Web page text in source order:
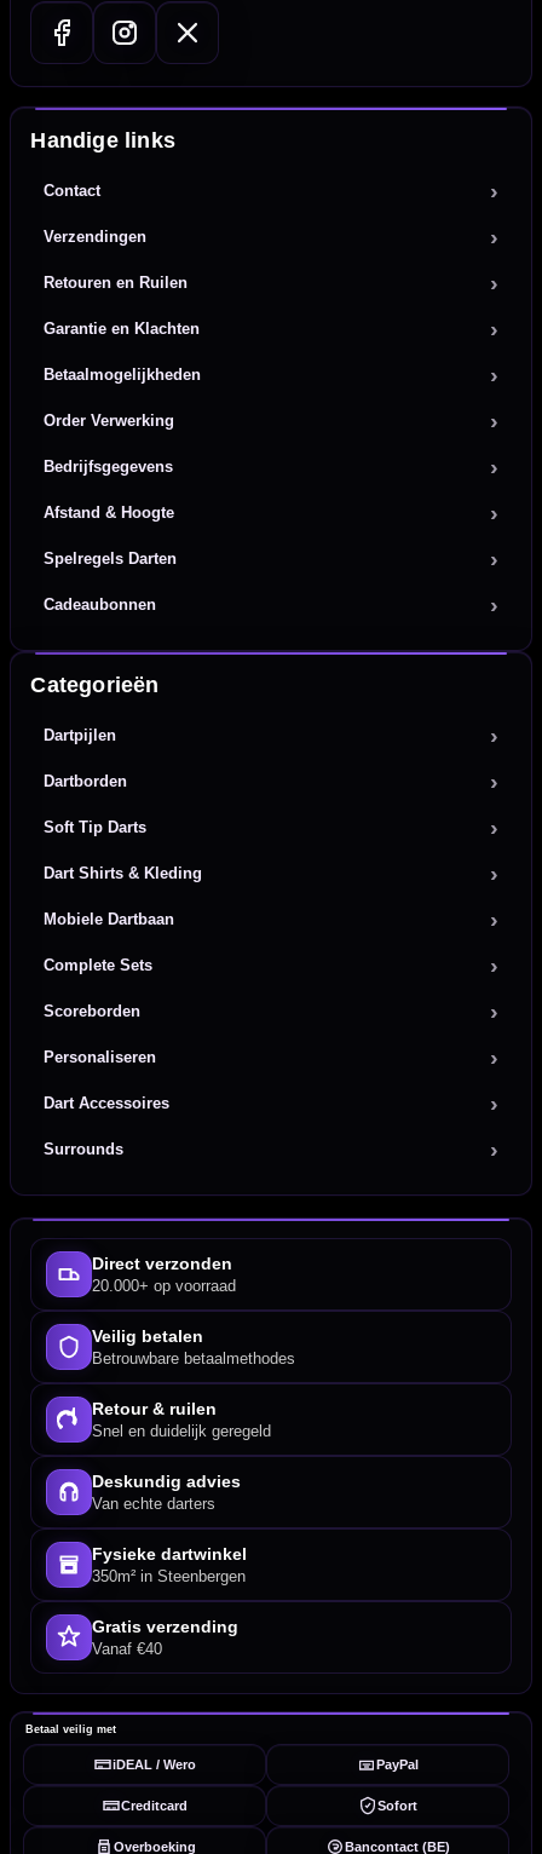
Handige links
Contact
Verzendingen
Retouren en Ruilen
Garantie en Klachten
Betaalmogelijkheden
Order Verwerking
Bedrijfsgegevens
Afstand & Hoogte
Spelregels Darten
Cadeaubonnen
Categorieën
Dartpijlen
Dartborden
Soft Tip Darts
Dart Shirts & Kleding
Mobiele Dartbaan
Complete Sets
Scoreborden
Personaliseren
Dart Accessoires
Surrounds
Direct verzonden
20.000+ op voorraad
Veilig betalen
Betrouwbare betaalmethodes
Retour & ruilen
Snel en duidelijk geregeld
Deskundig advies
Van echte darters
Fysieke dartwinkel
350m² in Steenbergen
Gratis verzending
Vanaf €40
Betaal veilig met
iDEAL / Wero PayPal
Creditcard Sofort
Overboeking Bancontact (BE)